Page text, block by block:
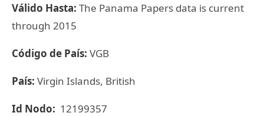
Válido Hasta: The Panama Papers data is current
through 2015
Código de País: VGB
País: Virgin Islands, British
Id Nodo: 12199357